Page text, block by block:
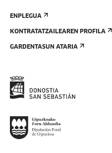
ENPLEGUA
KONTRATATZAILEAREN PROFILA
GARDENTASUN ATARIA